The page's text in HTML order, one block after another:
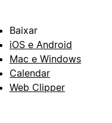
Baixar
iOS e Android
Mac e Windows
Calendar
Web Clipper